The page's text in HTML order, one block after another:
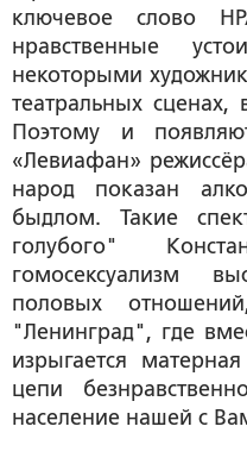
ключевое слово
нравственные
некоторыми
театральных
Поэтому и
«Левиафан»
народ показан
быдлом. Такие
голубого"
гомосексуализм
половых
"Ленинград", где
изрыгается
цепи
население нашей с